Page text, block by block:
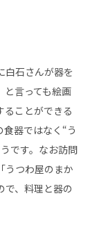
白石さんが器を
と言っても絵画
ることができる
器ではなく“う
です。なお訪問
うつわ屋のまか
で、料理と器の